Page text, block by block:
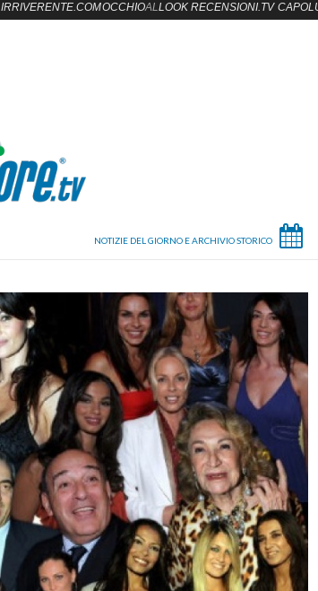
IRRIVERENTE.COMOCCHIOALLOOK RECENSIONI.TV